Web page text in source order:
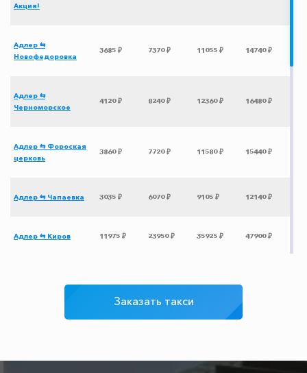
Акция!
Адлер ⇆
Новофедоровка
3685 ₽ 7370 ₽ 11055 ₽ 14740 ₽
Адлер ⇆
Черноморское
4120 ₽ 8240 ₽ 12360 ₽ 16480 ₽
Адлер ⇆ Фороская
церковь
3860 ₽ 7720 ₽ 11580 ₽ 15440 ₽
Адлер ⇆ Чапаевка 3035 ₽ 6070 ₽ 9105 ₽ 12140 ₽
Адлер ⇆ Киров 11975 ₽ 23950 ₽ 35925 ₽ 47900 ₽
Заказать такси